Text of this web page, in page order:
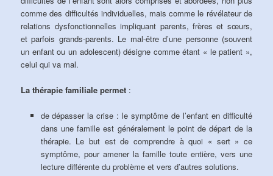
comme des difficultés individuelles, mais comme le révélateur de
relations dysfonctionnelles impliquant parents, frères et sœurs,
et parfois grands-parents. Le mal-être d’une personne (souvent
un enfant ou un adolescent) désigne comme étant « le patient »,
celui qui va mal.
La thérapie familiale permet :
de dépasser la crise : le symptôme de l’enfant en difficulté
dans une famille est généralement le point de départ de la
thérapie. Le but est de comprendre à quoi « sert » ce
symptôme, pour amener la famille toute entière, vers une
lecture différente du problème et vers d’autres solutions.